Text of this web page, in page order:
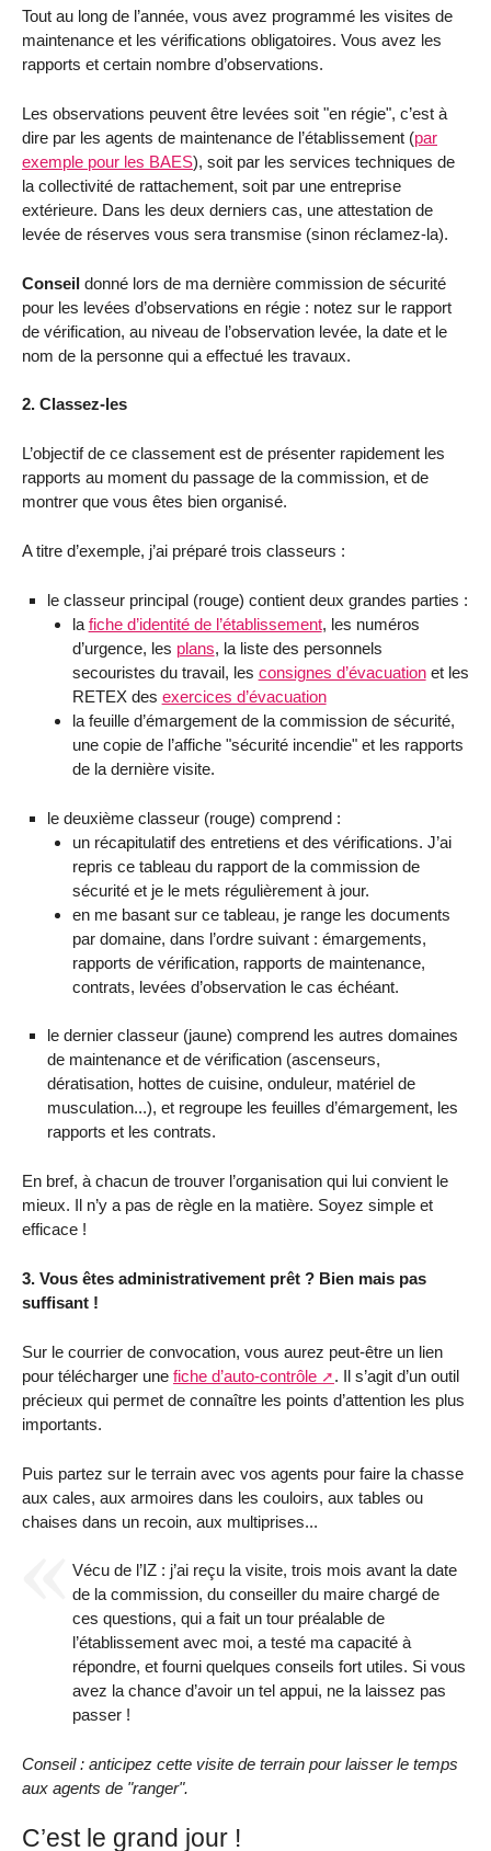
Tout au long de l’année, vous avez programmé les visites de
maintenance et les vérifications obligatoires. Vous avez les
rapports et certain nombre d’observations.
Les observations peuvent être levées soit "en régie", c’est à
dire par les agents de maintenance de l’établissement (par
exemple pour les BAES), soit par les services techniques de
la collectivité de rattachement, soit par une entreprise
extérieure. Dans les deux derniers cas, une attestation de
levée de réserves vous sera transmise (sinon réclamez-la).
Conseil donné lors de ma dernière commission de sécurité
pour les levées d’observations en régie : notez sur le rapport
de vérification, au niveau de l’observation levée, la date et le
nom de la personne qui a effectué les travaux.
2. Classez-les
L’objectif de ce classement est de présenter rapidement les
rapports au moment du passage de la commission, et de
montrer que vous êtes bien organisé.
A titre d’exemple, j’ai préparé trois classeurs :
le classeur principal (rouge) contient deux grandes parties :
la fiche d’identité de l’établissement, les numéros
d’urgence, les plans, la liste des personnels
secouristes du travail, les consignes d’évacuationet les
RETEX des exercices d’évacuation
la feuille d’émargement de la commission de sécurité,
une copie de l’affiche "sécurité incendie" et les rapports
de la dernière visite.
le deuxième classeur (rouge) comprend :
un récapitulatif des entretiens et des vérifications. J’ai
repris ce tableau du rapport de la commission de
sécurité et je le mets régulièrement à jour.
en me basant sur ce tableau, je range les documents
par domaine, dans l’ordre suivant : émargements,
rapports de vérification, rapports de maintenance,
contrats, levées d’observation le cas échéant.
le dernier classeur (jaune) comprend les autres domaines
de maintenance et de vérification (ascenseurs,
dératisation, hottes de cuisine, onduleur, matériel de
musculation...), et regroupe les feuilles d’émargement, les
rapports et les contrats.
En bref, à chacun de trouver l’organisation qui lui convient le
mieux. Il n’y a pas de règle en la matière. Soyez simple et
efficace !
3. Vous êtes administrativement prêt ? Bien mais pas
suffisant !
Sur le courrier de convocation, vous aurez peut-être un lien
pour télécharger une fiche d’auto-contrôle
. Il s’agit d’un outil
précieux qui permet de connaître les points d’attention les plus
importants.
Puis partez sur le terrain avec vos agents pour faire la chasse
aux cales, aux armoires dans les couloirs, aux tables ou
chaises dans un recoin, aux multiprises...
Vécu de l’IZ : j’ai reçu la visite, trois mois avant la date
de la commission, du conseiller du maire chargé de
ces questions, qui a fait un tour préalable de
l’établissement avec moi, a testé ma capacité à
répondre, et fourni quelques conseils fort utiles. Si vous
avez la chance d’avoir un tel appui, ne la laissez pas
passer !
Conseil : anticipez cette visite de terrain pour laisser le temps
aux agents de "ranger".
C’est le grand jour !